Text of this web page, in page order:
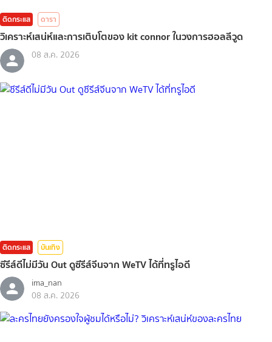
ติดกระแส ดารา
วิเคราะห์เสน่ห์และการเติบโตของ kit connor ในวงการฮอลลีวูด
08 ส.ค. 2026
ติดกระแส บันเทิง
ซีรีส์ดีไม่มีวัน Out ดูซีรีส์จีนจาก WeTV ได้ที่ทรูไอดี
ima_nan
08 ส.ค. 2026